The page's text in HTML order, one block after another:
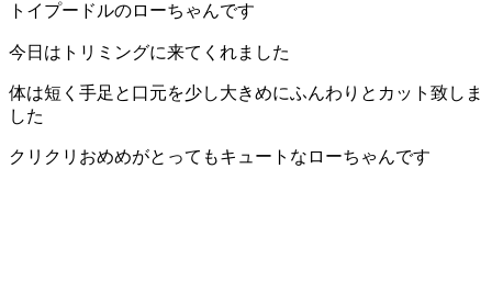
トイプードルのローちゃんです
今日はトリミングに来てくれました
体は短く手足と口元を少し大きめにふんわりとカット致しま
した
クリクリおめめがとってもキュートなローちゃんです